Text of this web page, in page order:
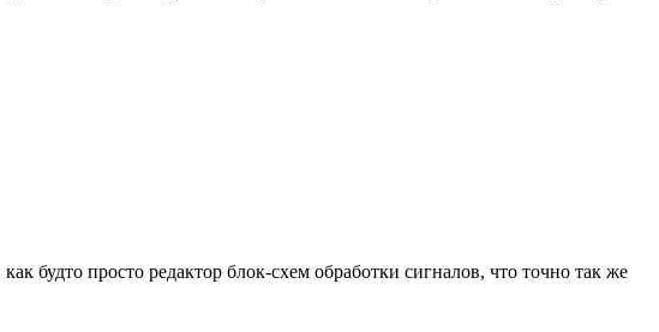
будто просто редактор блок-схем обработки сигналов, что точно так же